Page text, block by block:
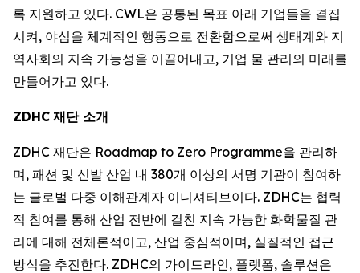
록 지원하고 있다. CWL은 공통된 목표 아래 기업들을 결집
시켜, 야심을 체계적인 행동으로 전환함으로써 생태계와 지
역사회의 지속 가능성을 이끌어내고, 기업 물 관리의 미래를
만들어가고 있다.
ZDHC 재단 소개
ZDHC 재단은 Roadmap to Zero Programme을 관리하
며, 패션 및 신발 산업 내 380개 이상의 서명 기관이 참여하
는 글로벌 다중 이해관계자 이니셔티브이다. ZDHC는 협력
적 참여를 통해 산업 전반에 걸친 지속 가능한 화학물질 관
리에 대해 전체론적이고, 산업 중심적이며, 실질적인 접근
방식을 추진한다. ZDHC의 가이드라인, 플랫폼, 솔루션은